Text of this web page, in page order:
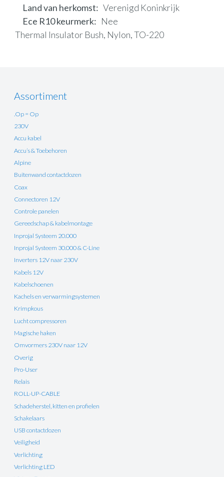
Land van herkomst
Verenigd Koninkrijk
Ece R10 keurmerk
Nee
Thermal Insulator Bush, Nylon, TO-220
Assortiment
.Op = Op
230V
Accu kabel
Accu’s & Toebehoren
Alpine
Buitenwand contactdozen
Coax
Connectoren 12V
Controle panelen
Gereedschap & kabelmontage
Inprojal Systeem 20.000
Inprojal Systeem 30.000 & C-Line
Inverters 12V naar 230V
Kabels 12V
Kabelschoenen
Kachels en verwarmingsystemen
Krimpkous
Lucht compressoren
Magische haken
Omvormers 230V naar 12V
Overig
Pro-User
Relais
ROLL-UP-CABLE
Schadeherstel, kitten en profielen
Schakelaars
USB contactdozen
Veiligheid
Verlichting
Verlichting LED